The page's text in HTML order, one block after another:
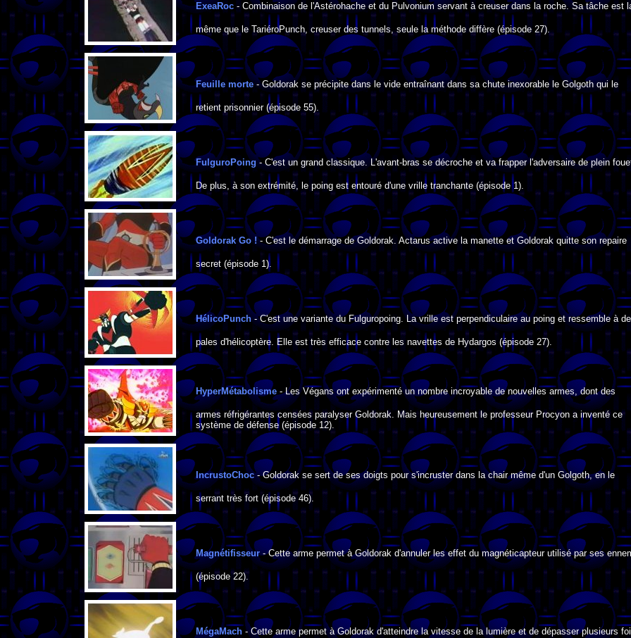
ExeaRoc - Combinaison de l'Astérohache et du Pulvonium servant à creuser dans la roche. Sa tâche est
même que le TariéroPunch, creuser des tunnels, seule la méthode diffère (épisode 27).
Feuille morte- Goldorak se précipite dans le vide entraînant dans sa chute inexorable le Golgoth qui le
retient prisonnier (épisode 55).
FulguroPoing- C'est un grand classique. L'avant-bras se décroche et va frapper l'adversaire de plein
De plus, à son extrémité, le poing est entouré d'une vrille tranchante (épisode 1).
Goldorak Go !- C'est le démarrage de Goldorak. Actarus active la manette et Goldorak quitte son repaire
secret (épisode 1).
HélicoPunch- C'est une variante du Fulguropoing. La vrille est perpendiculaire au poing et ressemble à
pales d'hélicoptère. Elle est très efficace contre les navettes de Hydargos (épisode 27).
HyperMétabolisme - Les Végans ont expérimenté un nombre incroyable de nouvelles armes, dont des
armes réfrigérantes censées paralyser Goldorak. Mais heureusement le professeur Procyon a inventé ce
système de défense (épisode 12).
IncrustoChoc- Goldorak se sert de ses doigts pour s'incruster dans la chair même d'un Golgoth, en le
serrant très fort (épisode 46).
Magnétifisseur- Cette arme permet à Goldorak d'annuler les effet du magnéticapteur utilisé par ses
(épisode 22).
MégaMach - Cette arme permet à Goldorak d'atteindre la vitesse de la lumière et de dépasser plusieurs